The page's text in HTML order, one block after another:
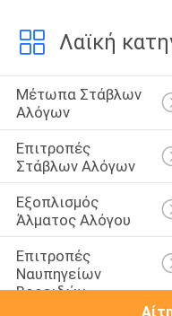
Λαϊκή
Μέτωπα Στάβλων
Αλόγων
Επιτροπές
Στάβλων Αλόγων
Εξοπλισμός
Άλματος Αλόγου
Επιτροπές
Ναυπηγείων
Βοοειδών